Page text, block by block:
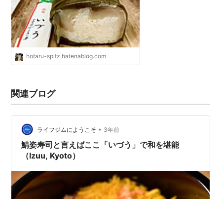
じゃが〜 - これはとある100kgオーバ
ーの男が美味しいものを食べながら痩
せるまでのダイエット成功物語である
hotaru-spitz.hatenablog.com
関連ブログ
ライフジムにようこそ • 3年前
鯖姿寿司と言えばここ「いづう」で和を堪能
（Izuu, Kyoto）